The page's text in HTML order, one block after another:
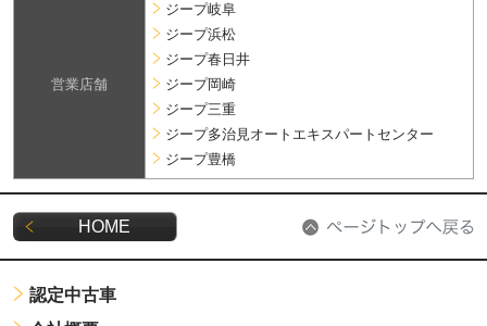
営業店舗
ジープ岐阜
ジープ浜松
ジープ春日井
ジープ岡崎
ジープ三重
ジープ多治見オートエキスパートセンター
ジープ豊橋
HOME
認定中古車